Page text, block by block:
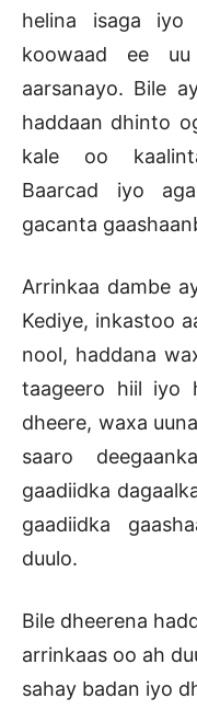
helina isaga iyo
koowaad ee uu
aarsanayo. Bile
haddaan dhinto
kale oo
Baarcad iyo
gacanta
Arrinkaa dambe
Kediye, inkastoo
nool, haddana
taageero hiil iyo
dheere, waxa
saaro
gaadiidka
gaadiidka
duulo.
Bile dheerena
arrinkaas oo ah
sahay badan iyo